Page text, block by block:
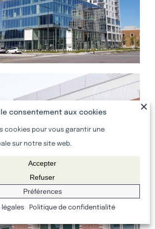
consentement aux cookies
cookies pour vous garantir une
sur notre site web.
Accepter
Refuser
Préférences
légales Politique de confidentialité